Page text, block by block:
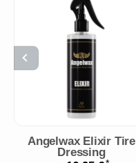
Angelwax Elixir Tire
Dressing